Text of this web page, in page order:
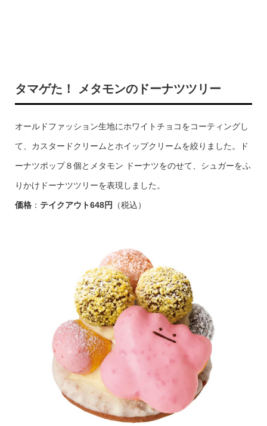
タマゲた！ メタモンのドーナツツリー
オールドファッション生地にホワイトチョコをコーティングし
て、カスタードクリームとホイップクリームを絞りました。ド
ーナツポップ８個とメタモン ドーナツをのせて、シュガーをふ
りかけドーナツツリーを表現しました。
価格： テイクアウト648円 （税込）